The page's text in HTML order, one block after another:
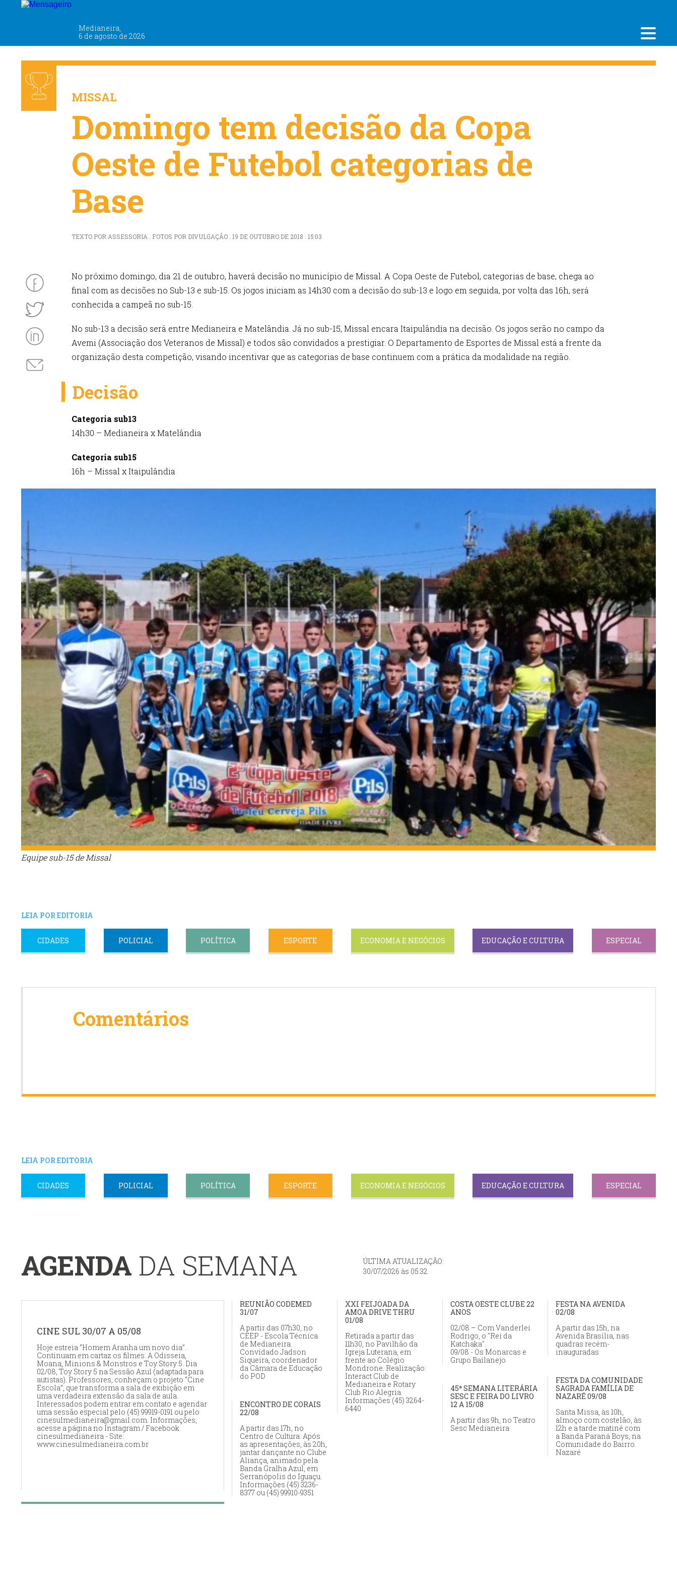
Medianeira,
6 de agosto de 2026
ESPORTE MISSAL
Domingo tem decisão da Copa
Oeste de Futebol categorias de
Base
TEXTO POR ASSESSORIA . FOTOS POR DIVULGAÇÃO . 19 DE OUTUBRO DE 2018 . 15:03
No próximo domingo, dia 21 de outubro, haverá decisão no município de Missal. A Copa Oeste de Futebol, categorias de base, chega ao
final com as decisões no Sub-13 e sub-15. Os jogos iniciam as 14h30 com a decisão do sub-13 e logo em seguida, por volta das 16h, será
conhecida a campeã no sub-15.
No sub-13 a decisão será entre Medianeira e Matelândia. Já no sub-15, Missal encara Itaipulândia na decisão. Os jogos serão no campo da
Avemi (Associação dos Veteranos de Missal) e todos são convidados a prestigiar. O Departamento de Esportes de Missal está a frente da
organização desta competição, visando incentivar que as categorias de base continuem com a prática da modalidade na região.
Decisão
Categoria sub13
14h30 – Medianeira x Matelândia
Categoria sub15
16h – Missal x Itaipulândia
Equipe sub-15 de Missal
LEIA POR EDITORIA
CIDADES POLICIAL POLÍTICA ESPORTE ECONOMIA E NEGÓCIOS EDUCAÇÃO E CULTURA ESPECIAL
Comentários
LEIA POR EDITORIA
CIDADES POLICIAL POLÍTICA ESPORTE ECONOMIA E NEGÓCIOS EDUCAÇÃO E CULTURA ESPECIAL
AGENDA DA SEMANA
ÚLTIMA ATUALIZAÇÃO:
30/07/2026 às 05:32
CINE SUL 30/07 A 05/08
Hoje estreia “Homem Aranha um novo dia”.
Continuam em cartaz os filmes: A Odisseia,
Moana, Minions & Monstros e Toy Story 5. Dia
02/08, Toy Story 5 na Sessão Azul (adaptada para
autistas). Professores, conheçam o projeto “Cine
Escola”, que transforma a sala de exibição em
uma verdadeira extensão da sala de aula.
Interessados podem entrar em contato e agendar
uma sessão especial pelo (45) 99919-0191 ou pelo
cinesulmedianeira@gmail.com. Informações,
acesse a página no Instagram / Facebook
cinesulmedianeira - Site:
www.cinesulmedianeira.com.br
REUNIÃO CODEMED
31/07
A partir das 07h30, no
CEEP - Escola Técnica
de Medianeira.
Convidado Jadson
Siqueira, coordenador
da Câmara de Educação
do POD
XXI FEIJOADA DA
AMOA DRIVE THRU
01/08
Retirada a partir das
11h30, no Pavilhão da
Igreja Luterana, em
frente ao Colégio
Mondrone. Realização:
Interact Club de
Medianeira e Rotary
Club Rio Alegria.
Informações (45) 3264-
6440
COSTA OESTE CLUBE 22
ANOS
02/08 – Com Vanderlei
Rodrigo, o "Rei da
Katchaka".
09/08 - Os Monarcas e
Grupo Bailanejo
FESTA NA AVENIDA
02/08
A partir das 15h, na
Avenida Brasília, nas
quadras recém-
inauguradas
FESTA DA COMUNIDADE
SAGRADA FAMÍLIA DE
NAZARÉ 09/08
Santa Missa, às 10h,
almoço com costelão, às
12h e a tarde matiné com
a Banda Paraná Boys, na
Comunidade do Bairro
Nazaré
45ª SEMANA LITERÁRIA
SESC E FEIRA DO LIVRO
12 A 15/08
A partir das 9h, no Teatro
Sesc Medianeira
ENCONTRO DE CORAIS
22/08
A partir das 17h, no
Centro de Cultura. Após
as apresentações, às 20h,
jantar dançante no Clube
Aliança, animado pela
Banda Gralha Azul, em
Serranópolis do Iguaçu.
Informações (45) 3236-
8377 ou (45) 99910-9351